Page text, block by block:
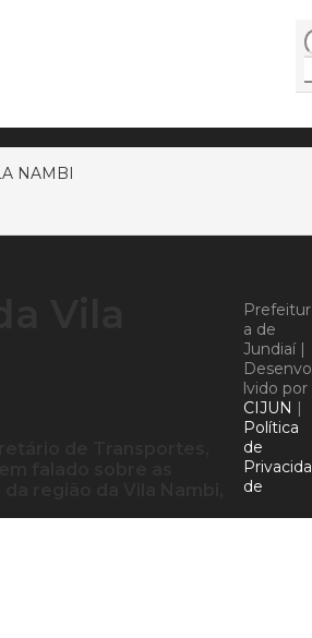
NAMBI
Prefeitur
a de
Jundiaí |
Desenvo
lvido por
CIJUN |
Política
de
Privacida
de